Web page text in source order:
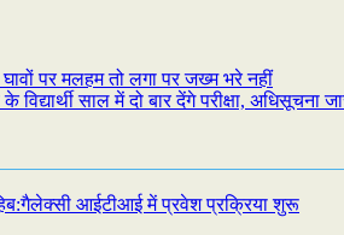
पर मलहम तो लगा पर जख्म भरे नहीं
विद्यार्थी साल में दो बार देंगे परीक्षा, अधिसूचना